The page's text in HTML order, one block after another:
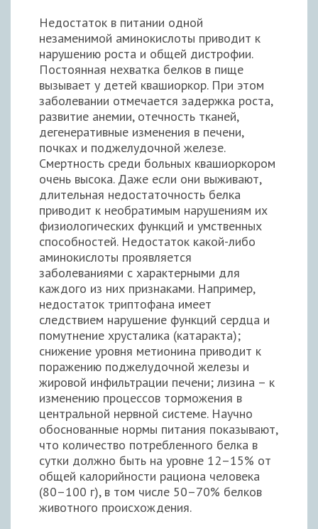
Недостаток в питании одной
незаменимой аминокислоты приводит к
нарушению роста и общей дистрофии.
Постоянная нехватка белков в пище
вызывает у детей квашиоркор. При этом
заболевании отмечается задержка роста,
развитие анемии, отечность тканей,
дегенеративные изменения в печени,
почках и поджелудочной железе.
Смертность среди больных квашиоркором
очень высока. Даже если они выживают,
длительная недостаточность белка
приводит к необратимым нарушениям их
физиологических функций и умственных
способностей. Недостаток какой-либо
аминокислоты проявляется
заболеваниями с характерными для
каждого из них признаками. Например,
недостаток триптофана имеет
следствием нарушение функций сердца и
помутнение хрусталика (катаракта);
снижение уровня метионина приводит к
поражению поджелудочной железы и
жировой инфильтрации печени; лизина – к
изменению процессов торможения в
центральной нервной системе. Научно
обоснованные нормы питания показывают,
что количество потребленного белка в
сутки должно быть на уровне 12–15% от
общей калорийности рациона человека
(80–100 г), в том числе 50–70% белков
животного происхождения.